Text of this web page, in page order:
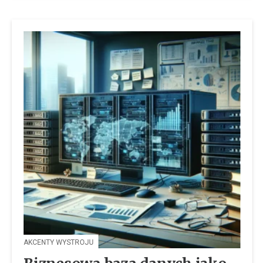
AKCENTY WYSTROJU